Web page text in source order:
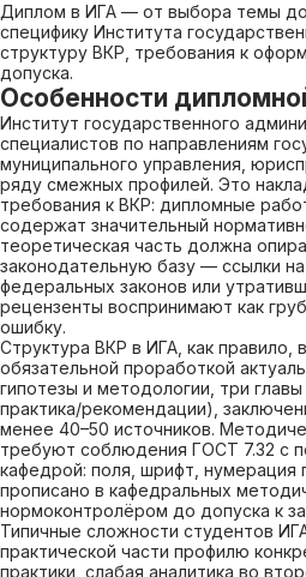
Диплом в ИГА — от выбора темы
специфику Института
структуру ВКР, требования к
допуска.
Особенности
Институт государственного
специалистов по направлениям
муниципального управления,
ряду смежных профилей. Это
требования к ВКР: дипломные
содержат значительный
теоретическая часть должна
законодательную базу — ссылки
федеральных законов или
рецензенты воспринимают как
ошибку.
Структура ВКР в ИГА, как правило,
обязательной проработкой
гипотезы и методологии, три
практика/рекомендации),
менее 40–50 источников.
требуют соблюдения ГОСТ 7.32 с
кафедрой: поля, шрифт,
прописано в кафедральных
нормоконтролёром до допуска к
Типичные сложности студентов
практической части профилю
практики, слабая аналитика во